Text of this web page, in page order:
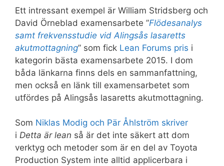
Ett intressant exempel är William Stridsberg och
David Örneblad examensarbete ”Flödesanalys
samt frekvensstudie vid Alingsås lasaretts
akutmottagning” som fick Lean Forums pris i
kategorin bästa examensarbete 2015. I dom
båda länkarna finns dels en sammanfattning,
men också en länk till examensarbetet som
utfördes på Alingsås lasaretts akutmottagning.
Som Niklas Modig och Pär Åhlström skriver
i Detta är lean så är det inte säkert att dom
verktyg och metoder som är en del av Toyota
Production System inte alltid applicerbara i